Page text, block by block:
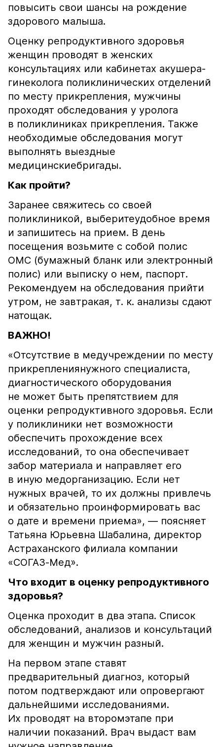
повысить свои шансы на рождение
здорового малыша.
Оценку репродуктивного здоровья
женщин проводят в женских
консультациях или кабинетах акушера-
гинеколога поликлинических отделений
по месту прикрепления, мужчины
проходят обследования у уролога
в поликлиниках прикрепления. Также
необходимые обследования могут
выполнять выездные
медицинскиебригады.
Как пройти?
Заранее свяжитесь со своей
поликлиникой, выберитеудобное время
и запишитесь на прием. В день
посещения возьмите с собой полис
ОМС (бумажный бланк или электронный
полис) или выписку о нем, паспорт.
Рекомендуем на обследования прийти
утром, не завтракая, т. к. анализы сдают
натощак.
ВАЖНО!
«Отсутствие в медучреждении по месту
прикреплениянужного специалиста,
диагностического оборудования
не может быть препятствием для
оценки репродуктивного здоровья. Если
у поликлиники нет возможности
обеспечить прохождение всех
исследований, то она обеспечивает
забор материала и направляет его
в иную медорганизацию. Если нет
нужных врачей, то их должны привлечь
и обязательно проинформировать вас
о дате и времени приема», — поясняет
Татьяна Юрьевна Шабалина, директор
Астраханского филиала компании
«СОГАЗ-Мед».
Что входит в оценку репродуктивного
здоровья?
Оценка проходит в два этапа. Список
обследований, анализов и консультаций
для женщин и мужчин разный.
На первом этапе ставят
предварительный диагноз, который
потом подтверждают или опровергают
дальнейшими исследованиями.
Их проводят на второмэтапе при
наличии показаний. Врач выдаст вам